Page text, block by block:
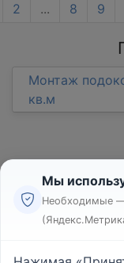
2 ... 8 9
Монтаж
кв.м
Мы
Необходимые —